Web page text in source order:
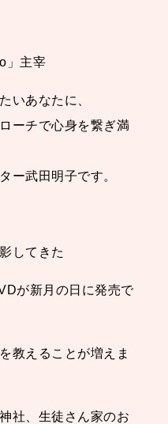
」主宰
いあなたに、
ーチで心身を繋ぎ満
ー武田明子です。
してきた
が新月の日に発売で
教えることが増えま
社、生徒さん家のお